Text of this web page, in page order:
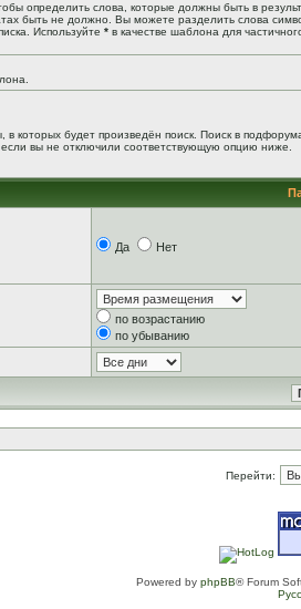
определить слова, которые должны быть в
быть не должно. Вы можете разделить слова
Используйте * в качестве шаблона для
которых будет произведён поиск. Поиск в
если вы не отключили соответствующую опцию ниже.
Да Нет
по возрастанию
по убыванию
Перейти:
Powered by phpBB® Forum